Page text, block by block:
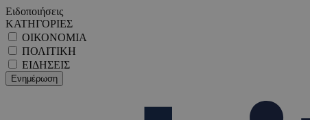
Ειδοποιήσεις
ΚΑΤΗΓΟΡΙΕΣ
ΟΙΚΟΝΟΜΙΑ
ΠΟΛΙΤΙΚΗ
ΕΙΔΗΣΕΙΣ